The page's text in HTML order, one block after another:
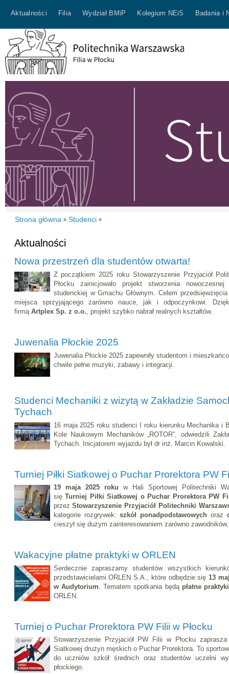
Aktualności Filia Wydział BMiP Kolegium NEiS Badania i
Strona główna » Studenci »
Aktualności
Nowa przestrzeń dla studentów otwarta!
Z początkiem 2025 roku Stowarzyszenie Przyjaciół
Płocku zainicjowało projekt stworzenia
studenckiej w Gmachu Głównym. Celem
miejsca sprzyjającego zarówno nauce, jak i odpoczynkowi.
firmą Artplex Sp. z o.o. , projekt szybko nabrał realnych kształtów.
Juwenalia Płockie 2025
Juwenalia Płockie 2025 zapewniły studentom i
chwile pełne muzyki, zabawy i integracji.
Studenci Mechaniki z wizytą w Zakładzie
Tychach
16 maja 2025 roku studenci I roku kierunku Mechanika i
Kole Naukowym Mechaników „ROTOR”, odwiedzili
Tychach. Inicjatorem wyjazdu był dr inż. Marcin Kowalski.
Turniej Piłki Siatkowej o Puchar Prorektora PW
19 maja 2025 roku w Hali Sportowej Politechniki
sięTurniej Piłki Siatkowej o Puchar Prorektora PW
przezStowarzyszenie Przyjaciół Politechniki
kategorie rozgrywek:szkół ponadpodstawowych oraz
cieszył się dużym zainteresowaniem zarówno
Wakacyjne płatne praktyki w ORLEN
Serdecznie zapraszamy studentów wszystkich
przedstawicielami ORLEN S.A., które odbędzie się 13
w Audytorium . Tematem spotkania będą płatne
ORLEN.
Turniej o Puchar Prorektora PW Filii w Płocku
Stowarzyszenie Przyjaciół PW Filii w Płocku
Siatkowej drużyn męskich o Puchar Prorektora. To
do uczniów szkół średnich oraz studentów uczelni
płockiego.